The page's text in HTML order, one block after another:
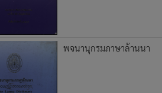
พจนานุกรมภาษาล้านนา